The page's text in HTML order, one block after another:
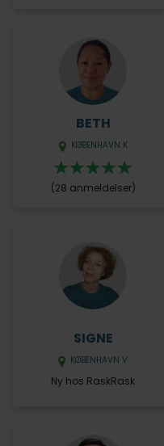
BETH
KØBENHAVN K
(28 anmeldelser)
SIGNE
KØBENHAVN V
Ny hos RaskRask